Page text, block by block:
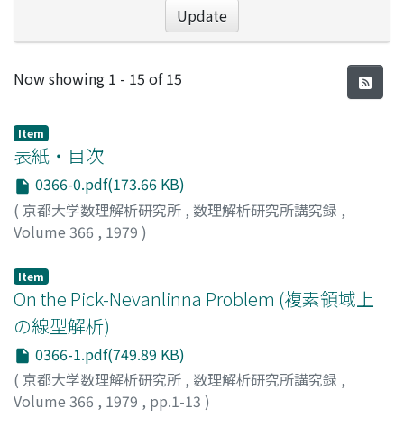
Update
Recent Submissions
Now showing 1 - 15 of 15
Item
表紙・目次
0366-0.pdf(173.66 KB)
( 京都大学数理解析研究所 , 数理解析研究所講究録 ,
Volume 366 , 1979 )
Item
On the Pick-Nevanlinna Problem (複素領域上
の線型解析)
0366-1.pdf(749.89 KB)
( 京都大学数理解析研究所 , 数理解析研究所講究録 ,
Volume 366 , 1979 , pp.1-13 )